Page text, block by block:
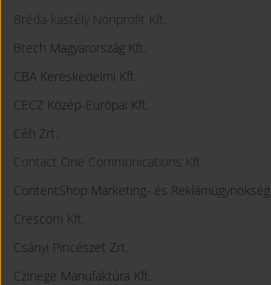
Bréda-kastély Nonprofit Kft.
Btech Magyarország Kft.
CBA Kereskedelmi Kft.
CECZ Közép-Európai Kft.
Céh Zrt.
Contact One Communications Kft.
ContentShop Marketing- és Reklámügynökség
Crescom Kft.
Csányi Pincészet Zrt.
Czinege Manufaktúra Kft.